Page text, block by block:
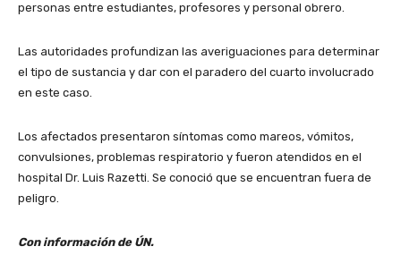
personas entre estudiantes, profesores y personal obrero.
Las autoridades profundizan las averiguaciones para determinar
el tipo de sustancia y dar con el paradero del cuarto involucrado
en este caso.
Los afectados presentaron síntomas como mareos, vómitos,
convulsiones, problemas respiratorio y fueron atendidos en el
hospital Dr. Luis Razetti. Se conoció que se encuentran fuera de
peligro.
Con información de ÚN.